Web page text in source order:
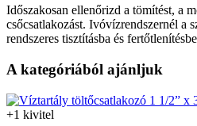
Időszakosan ellenőrizd a tömítést, a
csőcsatlakozást. Ivóvízrendszernél a
rendszeres tisztításba és
A kategóriából ajánljuk
+1 kivitel